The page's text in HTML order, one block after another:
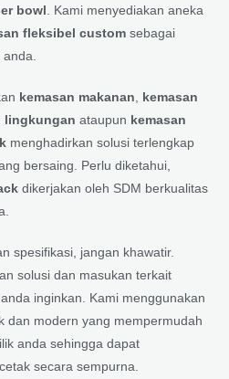
bowl . Kami menyediakan aneka
fleksibel custom sebagai
kemasan makanan
kemasan
lingkungan ataupun kemasan
menghadirkan solusi terlengkap
bersaing. Perlu diketahui,
dikerjakan oleh SDM berkualitas
spesifikasi, jangan khawatir.
solusi dan masukan terkait
inginkan. Kami menggunakan
dan modern yang mempermudah
anda sehingga dapat
secara sempurna.